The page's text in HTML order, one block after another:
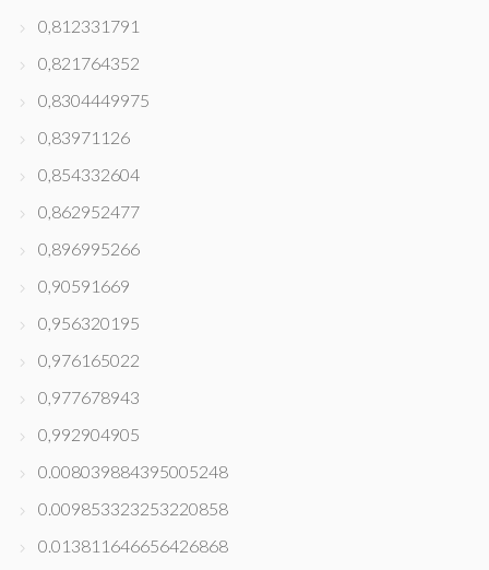
0,812331791
0,821764352
0,8304449975
0,83971126
0,854332604
0,862952477
0,896995266
0,90591669
0,956320195
0,976165022
0,977678943
0,992904905
0.008039884395005248
0.009853323253220858
0.013811646656426868